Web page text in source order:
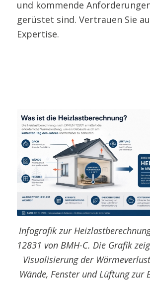
und kommende
gerüstet sind. Vertrauen Sie
Expertise.
Infografik zur
12831 von BMH-C. Die Grafik
Visualisierung der
Wände, Fenster und Lüftung zur